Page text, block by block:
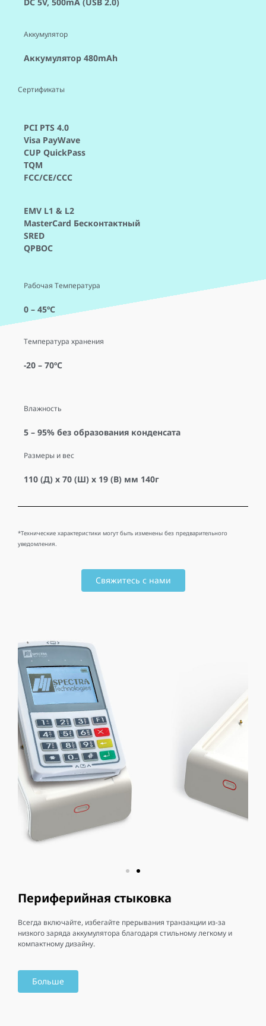
Аккумулятор
Аккумулятор 480mAh
Сертификаты
PCI PTS 4.0
Visa PayWave
CUP QuickPass
TQM
FCC/CE/CCC
EMV L1 & L2
MasterCard Бесконтактный
SRED
QPBOC
Рабочая Температура
0 – 45ºC
Температура хранения
-20 – 70ºC
Влажность
5 – 95% без образования конденсата
Размеры и вес
110 (Д) х 70 (Ш) х 19 (В) мм 140г
*Технические характеристики могут быть изменены без предварительного
уведомления.
Свяжитесь с нами
Периферийная стыковка
Всегда включайте, избегайте прерывания транзакции из-за
низкого заряда аккумулятора благодаря стильному легкому и
компактному дизайну.
Больше